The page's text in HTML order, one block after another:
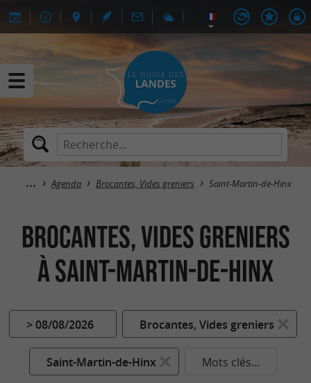
Agenda Brocantes, Vides greniers Saint-Martin-de-Hinx
Brocantes, Vides greniers
à Saint-Martin-de-Hinx
> 08/08/2026 Brocantes, Vides greniers
Saint-Martin-de-Hinx Mots clés...